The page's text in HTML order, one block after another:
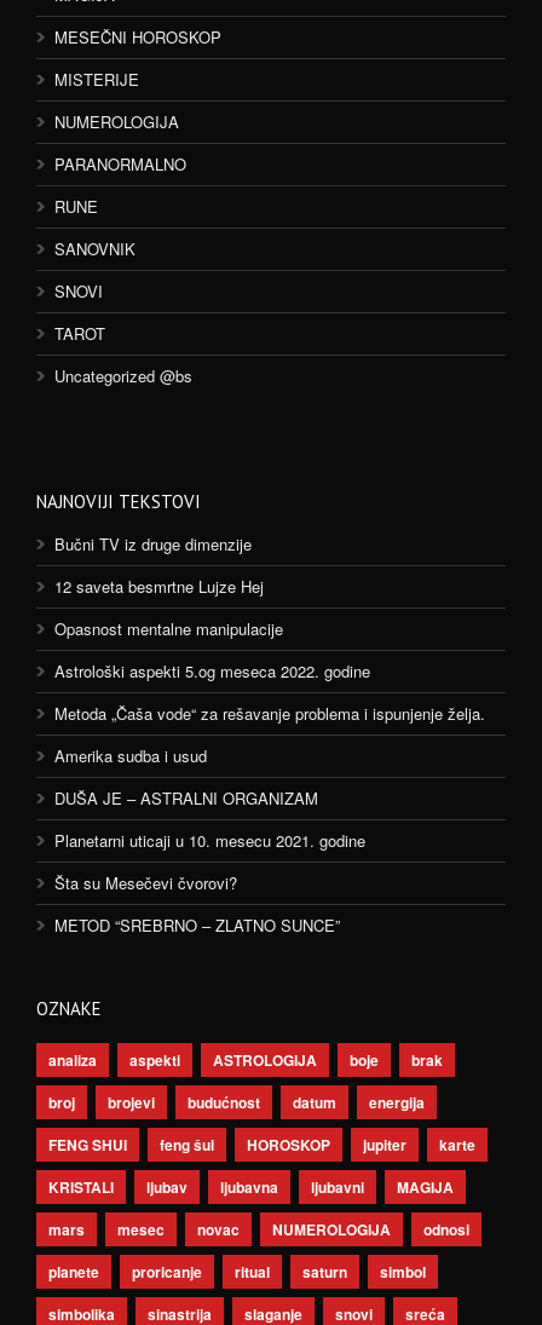
MESEČNI HOROSKOP
MISTERIJE
NUMEROLOGIJA
PARANORMALNO
RUNE
SANOVNIK
SNOVI
TAROT
Uncategorized @bs
NAJNOVIJI TEKSTOVI
Bučni TV iz druge dimenzije
12 saveta besmrtne Lujze Hej
Opasnost mentalne manipulacije
Astrološki aspekti 5.og meseca 2022. godine
Metoda „Čaša vode“ za rešavanje problema i ispunjenje želja.
Amerika sudba i usud
DUŠA JE – ASTRALNI ORGANIZAM
Planetarni uticaji u 10. mesecu 2021. godine
Šta su Mesečevi čvorovi?
METOD “SREBRNO – ZLATNO SUNCE”
OZNAKE
analiza aspekti ASTROLOGIJA boje
brak
broj
brojevi budućnost datum
energija
FENG SHUI
feng šui HOROSKOP jupiter
karte
KRISTALI
ljubav ljubavna ljubavni
MAGIJA
mars
mesec novac NUMEROLOGIJA
odnosi
planete
proricanje ritual saturn
simbol
simbolika
sinastrija slaganje snovi sreća